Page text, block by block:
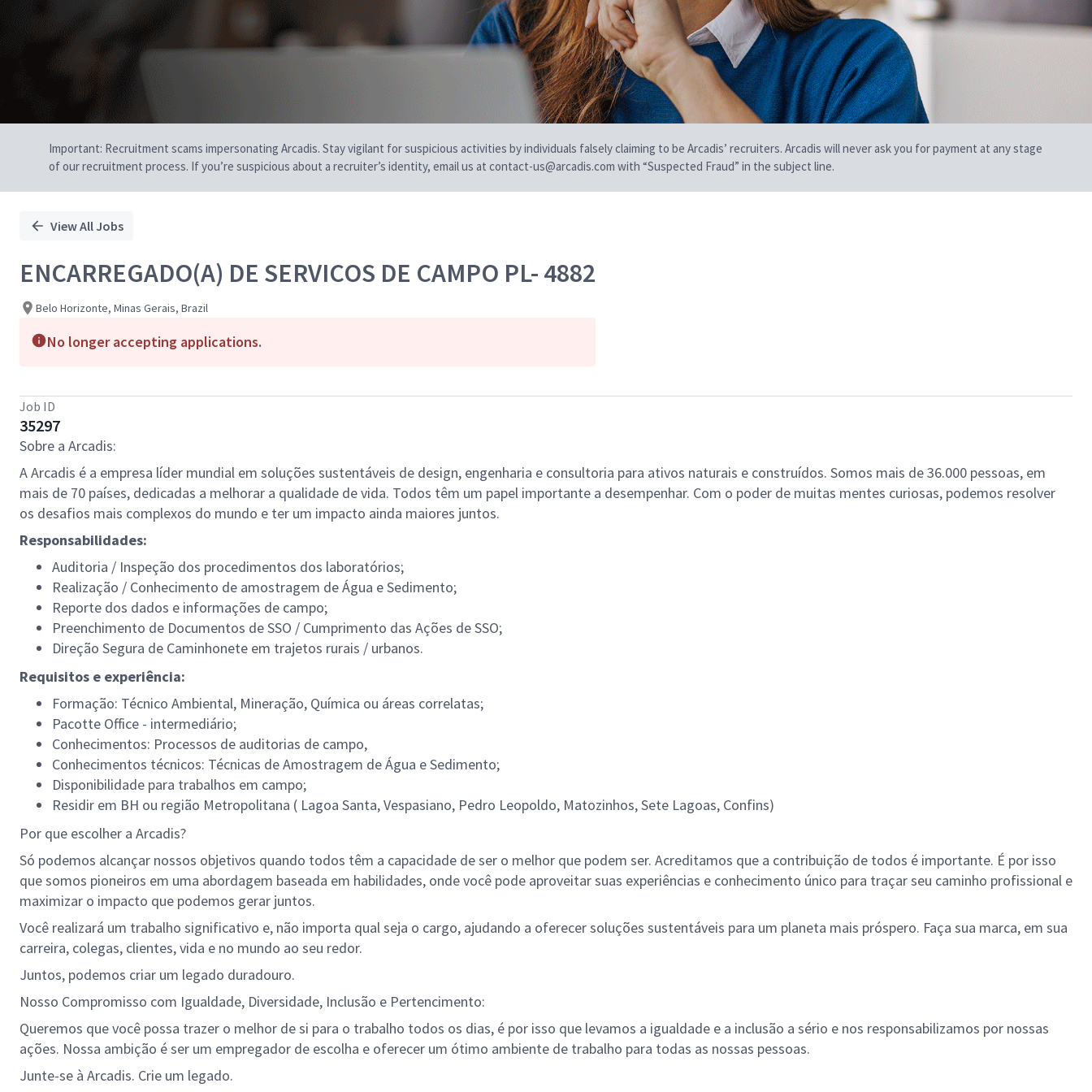
Important: Recruitment scams impersonating Arcadis. Stay vigilant for suspicious activities by individuals falsely claiming to be Arcadis’ recruiters. Arcadis will never ask you for payment at any stage
of our recruitment process. If you’re suspicious about a recruiter’s identity, email us at contact-us@arcadis.com with “Suspected Fraud” in the subject line.
View All Jobs
ENCARREGADO(A) DE SERVICOS DE CAMPO PL- 4882
Belo Horizonte, Minas Gerais, Brazil
No longer accepting applications.
Job ID
35297
Sobre a Arcadis:
A Arcadis é a empresa líder mundial em soluções sustentáveis de design, engenharia e consultoria para ativos naturais e construídos. Somos mais de 36.000 pessoas, em
mais de 70 países, dedicadas a melhorar a qualidade de vida. Todos têm um papel importante a desempenhar. Com o poder de muitas mentes curiosas, podemos resolver
os desafios mais complexos do mundo e ter um impacto ainda maiores juntos.
Responsabilidades:
Auditoria / Inspeção dos procedimentos dos laboratórios;
Realização / Conhecimento de amostragem de Água e Sedimento;
Reporte dos dados e informações de campo;
Preenchimento de Documentos de SSO / Cumprimento das Ações de SSO;
Direção Segura de Caminhonete em trajetos rurais / urbanos.
Requisitos e experiência:
Formação: Técnico Ambiental, Mineração, Química ou áreas correlatas;
Pacotte Office - intermediário;
Conhecimentos: Processos de auditorias de campo,
Conhecimentos técnicos: Técnicas de Amostragem de Água e Sedimento;
Disponibilidade para trabalhos em campo;
Residir em BH ou região Metropolitana ( Lagoa Santa, Vespasiano, Pedro Leopoldo, Matozinhos, Sete Lagoas, Confins)
Por que escolher a Arcadis?
Só podemos alcançar nossos objetivos quando todos têm a capacidade de ser o melhor que podem ser. Acreditamos que a contribuição de todos é importante. É por isso
que somos pioneiros em uma abordagem baseada em habilidades, onde você pode aproveitar suas experiências e conhecimento único para traçar seu caminho profissional e
maximizar o impacto que podemos gerar juntos.
Você realizará um trabalho significativo e, não importa qual seja o cargo, ajudando a oferecer soluções sustentáveis para um planeta mais próspero. Faça sua marca, em sua
carreira, colegas, clientes, vida e no mundo ao seu redor.
Juntos, podemos criar um legado duradouro.
Nosso Compromisso com Igualdade, Diversidade, Inclusão e Pertencimento:
Queremos que você possa trazer o melhor de si para o trabalho todos os dias, é por isso que levamos a igualdade e a inclusão a sério e nos responsabilizamos por nossas
ações. Nossa ambição é ser um empregador de escolha e oferecer um ótimo ambiente de trabalho para todas as nossas pessoas.
Junte-se à Arcadis. Crie um legado.